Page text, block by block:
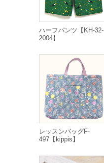
ハーフパンツ【KH-32-
2004】
レッスンバッグF-
497【kippis】